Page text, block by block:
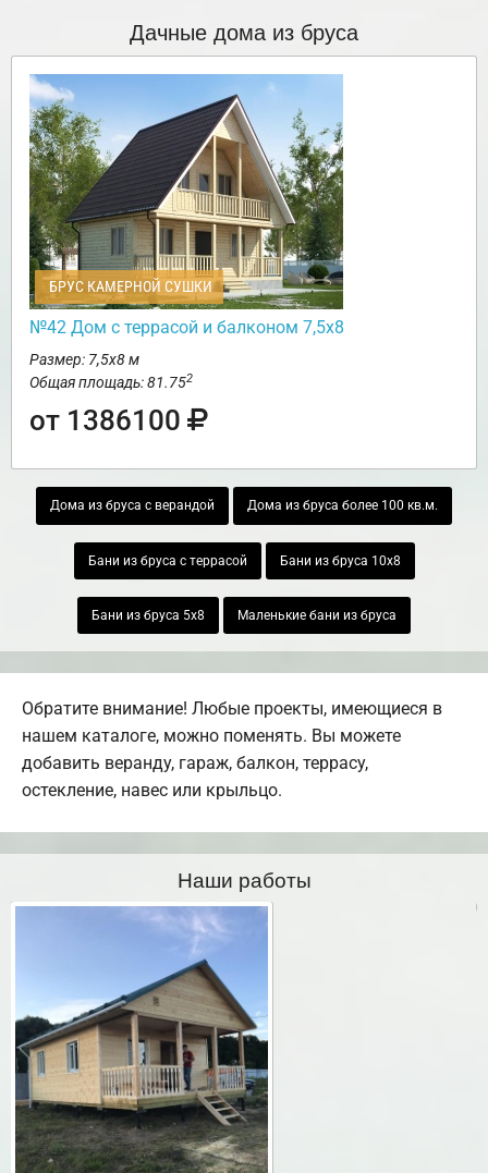
Дачные дома из бруса
БРУС КАМЕРНОЙ СУШКИ
№42 Дом с террасой и балконом 7,5х8
Размер: 7,5х8 м
Общая площадь: 81.752
от 1386100
Дома из бруса с верандой Дома из бруса более 100 кв.м.
Бани из бруса с террасой Бани из бруса 10х8
Бани из бруса 5х8 Маленькие бани из бруса
Обратите внимание! Любые проекты, имеющиеся в
нашем каталоге, можно поменять. Вы можете
добавить веранду, гараж, балкон, террасу,
остекление, навес или крыльцо.
Наши работы